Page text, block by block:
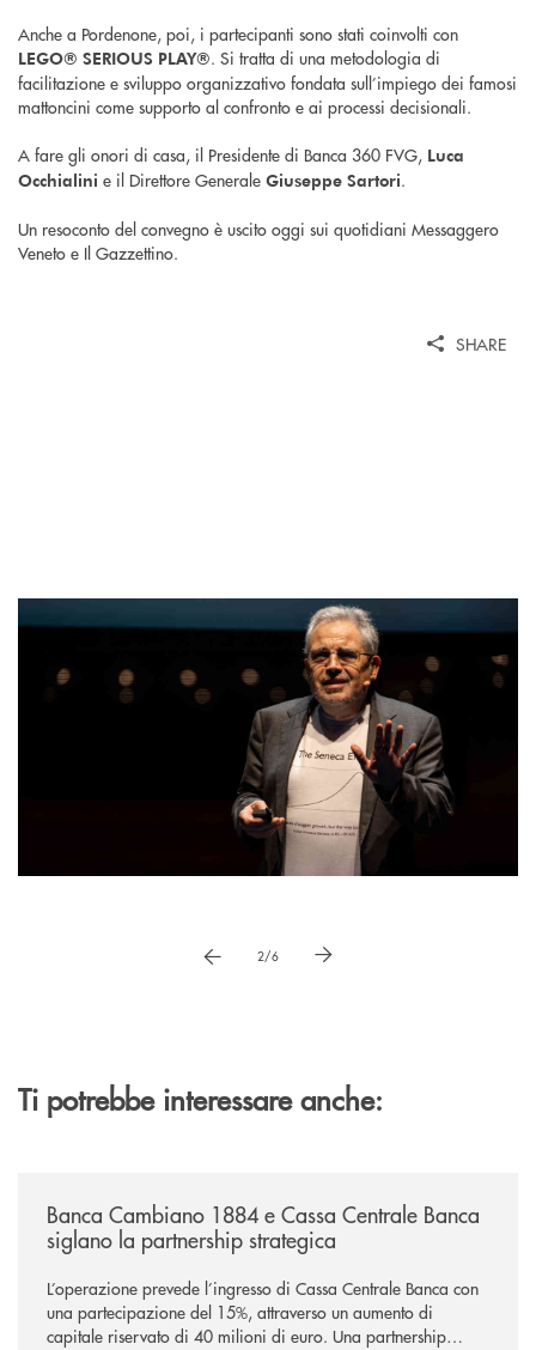
Anche a Pordenone, poi, i partecipanti sono stati coinvolti con
LEGO® SERIOUS PLAY®. Si tratta di una metodologia di
facilitazione e sviluppo organizzativo fondata sull’impiego dei famosi
mattoncini come supporto al confronto e ai processi decisionali.
A fare gli onori di casa, il Presidente di Banca 360 FVG, Luca
Occhialini e il Direttore Generale Giuseppe Sartori.
Un resoconto del convegno è uscito oggi sui quotidiani Messaggero
Veneto e Il Gazzettino.
SHARE
vai a immagne precedente
2/6 vai a immagine successiva
Ti potrebbe interessare anche:
Banca Cambiano 1884 e Cassa Centrale Banca
siglano la partnership strategica
L’operazione prevede l’ingresso di Cassa Centrale Banca con
una partecipazione del 15%, attraverso un aumento di
capitale riservato di 40 milioni di euro. Una partnership